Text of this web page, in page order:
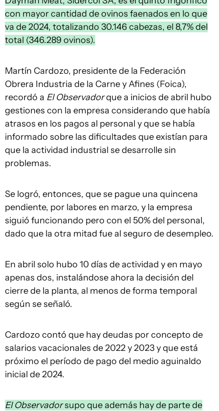
con mayor cantidad de ovinos faenados en lo que
va de 2024, totalizando 30.146 cabezas, el 8,7% del
total (346.289 ovinos).
Martín Cardozo, presidente de la Federación
Obrera Industria de la Carne y Afines (Foica),
recordó a El Observadorque a inicios de abril hubo
gestiones con la empresa considerando que había
atrasos en los pagos al personal y que se había
informado sobre las dificultades que existían para
que la actividad industrial se desarrolle sin
problemas.
Se logró, entonces, que se pague una quincena
pendiente, por labores en marzo, y la empresa
siguió funcionando pero con el 50% del personal,
dado que la otra mitad fue al seguro de desempleo.
En abril solo hubo 10 días de actividad y en mayo
apenas dos, instalándose ahora la decisión del
cierre de la planta, al menos de forma temporal
según se señaló.
Cardozo contó que hay deudas por concepto de
salarios vacacionales de 2022 y 2023 y que está
próximo el período de pago del medio aguinaldo
inicial de 2024.
El Observadorsupo que además hay de parte de